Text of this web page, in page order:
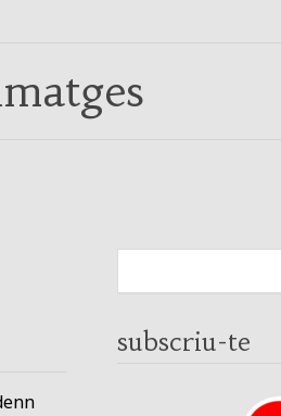
subscriu-te